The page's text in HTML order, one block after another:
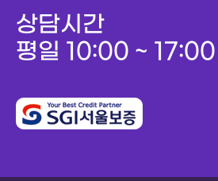
상담시간
평일 10:00 ~ 17:00